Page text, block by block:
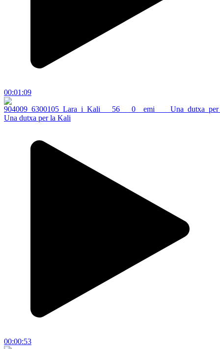
00:01:09
Una dutxa per la Kali
00:00:53